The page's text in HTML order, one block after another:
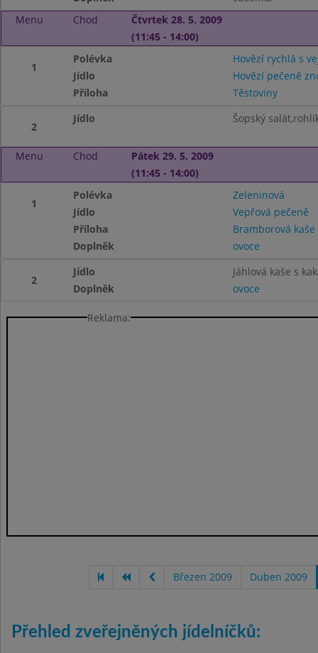
Menu
Chod
Čtvrtek 28. 5. 2009
(11:45 - 14:00)
1
Polévka
Hovězí rychlá s
Jídlo
Hovězí pečeně
Příloha
Těstoviny
2
Jídlo Šopský
Menu Chod
Pátek 29. 5. 2009
(11:45 - 14:00)
1
Polévka
Zeleninová
Jídlo
Vepřová pečeně
Příloha
Bramborová kaše
Doplněk
ovoce
2
Jídlo
Jáhlová kaše s
Doplněk
ovoce
Reklama:
Březen 2009 Duben 2009
Přehled zveřejněných jídelníčků: